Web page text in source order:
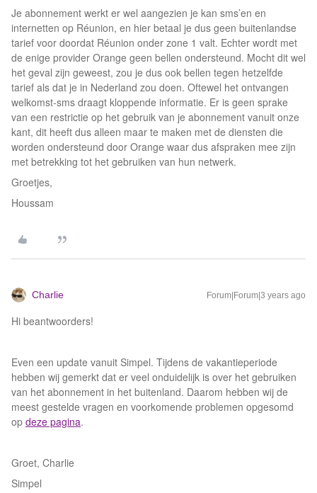
Je abonnement werkt er wel aangezien je kan sms’en en
internetten op Réunion, en hier betaal je dus geen buitenlandse
tarief voor doordat Réunion onder zone 1 valt. Echter wordt met
de enige provider Orange geen bellen ondersteund. Mocht dit wel
het geval zijn geweest, zou je dus ook bellen tegen hetzelfde
tarief als dat je in Nederland zou doen. Oftewel het ontvangen
welkomst-sms draagt kloppende informatie. Er is geen sprake
van een restrictie op het gebruik van je abonnement vanuit onze
kant, dit heeft dus alleen maar te maken met de diensten die
worden ondersteund door Orange waar dus afspraken mee zijn
met betrekking tot het gebruiken van hun netwerk.
Groetjes,
Houssam
Charlie Forum|Forum|3 years ago
Hi beantwoorders!
Even een update vanuit Simpel. Tijdens de vakantieperiode
hebben wij gemerkt dat er veel onduidelijk is over het gebruiken
van het abonnement in het buitenland. Daarom hebben wij de
meest gestelde vragen en voorkomende problemen opgesomd
op deze pagina.
Groet, Charlie
Simpel